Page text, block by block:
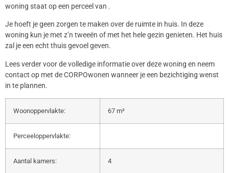
woning staat op een perceel van .
Je hoeft je geen zorgen te maken over de ruimte in huis. In deze
woning kun je met z’n tweeën of met het hele gezin genieten. Het huis
zal je een echt thuis gevoel geven.
Lees verder voor de volledige informatie over deze woning en neem
contact op met de CORPOwonen wanneer je een bezichtiging wenst
in te plannen.
Woonoppervlakte: 67 m²
Perceeloppervlakte:
Aantal kamers: 4